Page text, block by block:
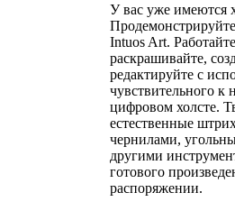
У вас уже имеются
Intuos Art.
раскрашивайте,
редактируйте с
чувствительного к
цифровом холсте.
естественные
чернилами,
другими
готового
распоряжении.